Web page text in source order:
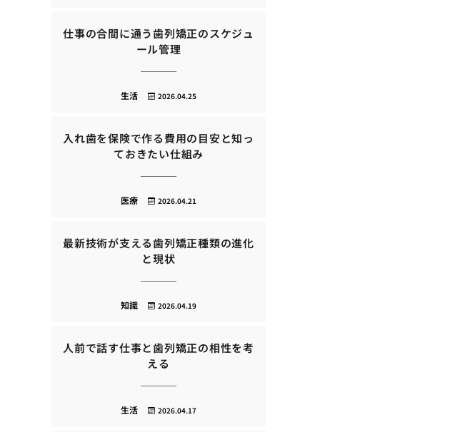
仕事の合間に通う歯列矯正のスケジュ
ール管理
2026.04.25
生活
入れ歯を保険で作る費用の目安と知っ
ておきたい仕組み
2026.04.21
医療
最新技術が支える歯列矯正種類の進化
と現状
2026.04.19
知識
人前で話す仕事と歯列矯正の相性を考
える
2026.04.17
生活